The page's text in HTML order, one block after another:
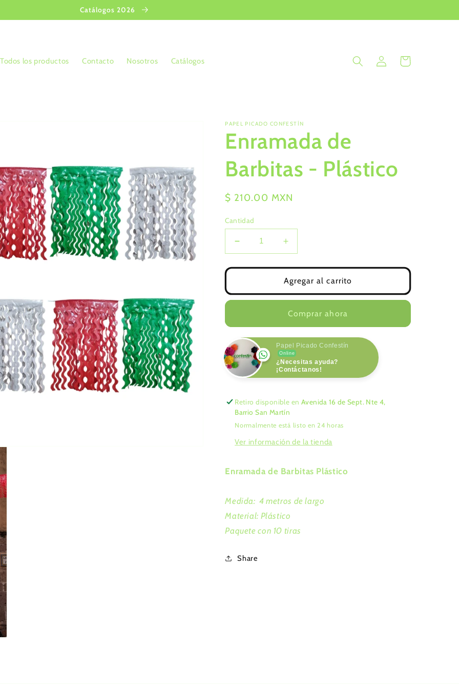
Catálogos 2026
Todos los productos Contacto Nosotros Catálogos
Iniciar
sesión
Carrito
PAPEL PICADO CONFESTÍN
Enramada de
Barbitas - Plástico
Precio
$ 210.00 MXN
Cantidad
Reducir
cantidad
para
de
Barbitas
Plástico
Aumentar
cantidad
para
Enramada
de
Barbitas
-
Plástico
Agregar al carrito
Comprar ahora
Papel Picado Confestín
Online
¿Necesitas ayuda?
¡Contáctanos!
Retiro disponible en Avenida 16 de Sept. Nte 4,
Barrio San Martín
Normalmente está listo en 24 horas
Ver información de la tienda
Enramada de Barbitas Plástico
Medida: 4 metros de largo
Material: Plástico
Paquete con 10 tiras
Share